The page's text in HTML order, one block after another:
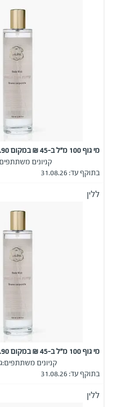
מי גוף 100 מ"ל ב-45 ₪ במקום 99.90 ₪
קניונים
בתוקף עד: 31.08.26
ללין
מי גוף 100 מ"ל ב-45 ₪ במקום 99.90 ₪
קניונים משתתפים:
בתוקף עד: 31.08.26
ללין